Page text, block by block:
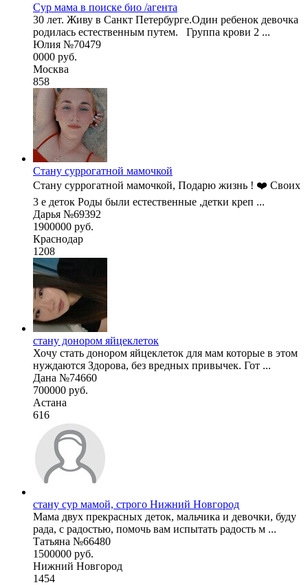
Сур мама в поиске био /агента
30 лет. Живу в Санкт Петербурге.Один ребенок девочка
родилась естественным путем. Группа крови 2 ...
Юлия №70479
0000 руб.
Москва
858
Стану суррогатной мамочкой
Стану суррогатной мамочкой, Подарю жизнь ! ❤️ Своих
3 е деток Роды были естественные ,детки креп ...
Дарья №69392
1900000 руб.
Краснодар
1208
стану донором яйцеклеток
Хочу стать донором яйцеклеток для мам которые в этом
нуждаются Здорова, без вредных привычек. Гот ...
Дана №74660
700000 руб.
Астана
616
стану сур мамой, строго Нижний Новгород
Мама двух прекрасных деток, мальчика и девочки, буду
рада, с радостью, помочь вам испытать радость м ...
Татьяна №66480
1500000 руб.
Нижний Новгород
1454